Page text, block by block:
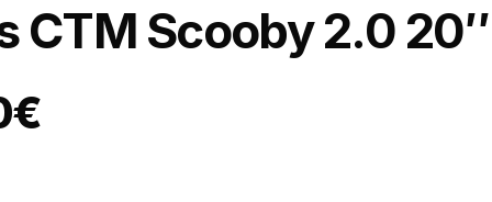
CTM Scooby 2.0 20″
€